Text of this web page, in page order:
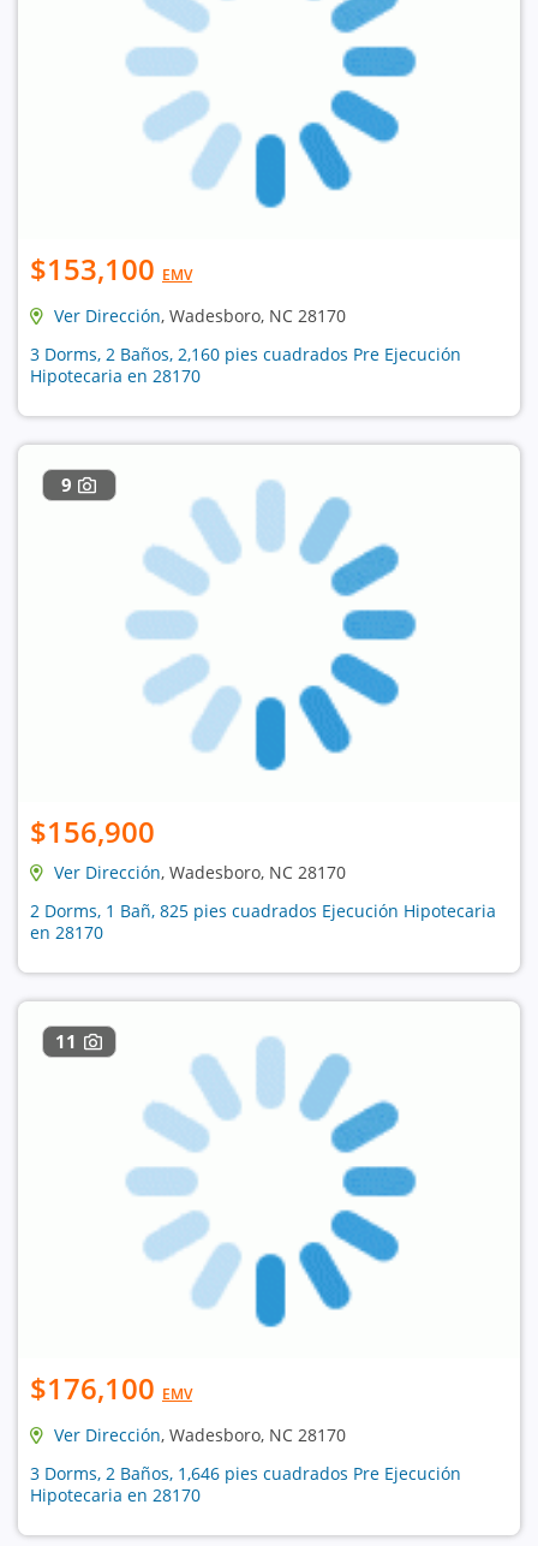
$153,100 EMV
Ver Dirección, Wadesboro, NC 28170
3 Dorms, 2 Baños, 2,160 pies cuadrados Pre Ejecución
Hipotecaria en 28170
9
$156,900
Ver Dirección, Wadesboro, NC 28170
2 Dorms, 1 Bañ, 825 pies cuadrados Ejecución Hipotecaria
en 28170
11
$176,100 EMV
Ver Dirección, Wadesboro, NC 28170
3 Dorms, 2 Baños, 1,646 pies cuadrados Pre Ejecución
Hipotecaria en 28170